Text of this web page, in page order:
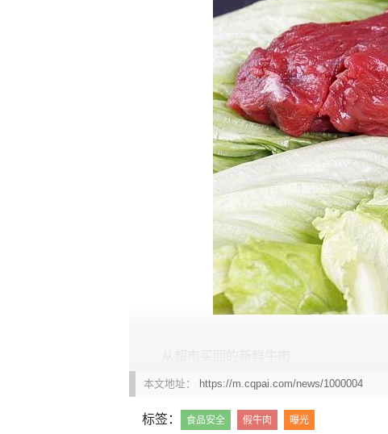
颜色鲜红，其色泽鲜艳，脂肪含量较少。
本文地址： https://m.cqpai.com/news/1000004
标签： 食品安全 假牛肉 曝光